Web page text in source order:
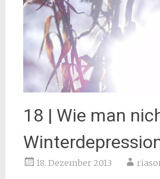
18 | Wie man
18. Dezember 2013